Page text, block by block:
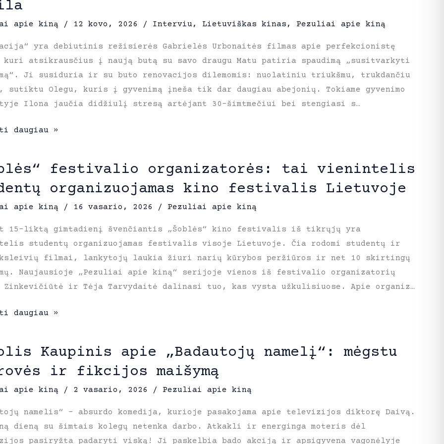
apie kiną / 12 kovo, 2026 / Interviu , Lietuviškas kinas , Pezuliai apie kiną
yra debiutinis režisierės Gabrielės Urbonaitės filmas apie perfekcionistę
atsikrausčius į naują butą su savo draugu Matu patiria spaudimą „susitvarkyti
Ji susiduria ir su buto renovacijos dilemomis: nuolatiniu triukšmu, trukdančiu
Olegu, kuris į gyvenimą įneša tik dar daugiau abejonių. Tokiame gyvenimo
Ilona jaučia didžiulį stresą artėjant 30–šimtmečiui bei stengiasi s…
daugiau »
festivalio organizatorės: tai vienintelis
organizuojamas kino festivalis Lietuvoje
apie kiną / 16 vasario, 2026 / Pezuliai apie kiną
15-liktą gimtadienį švenčiantis „Šoblės“ kino festivalis iš tikrųjų yra
studentų organizuojamas festivalis visoje Lietuvoje. Čia rodomi studentų ir
filmai, lankytojų laukia žiuri narių kūrybos peržiūros ir net 10 skirtingų
Naujausioje „Pezuliai apie kiną“ serijoje vienos iš festivalio organizatorių
Zinkevičiūtė ir Tėja Tarvydaitė dalinasi tuo, kas vysta užkulisiuose. Apie organiz…
daugiau »
Kaupinis apie „Badautojų namelį“: mėgstu
ir fikcijos maišymą
apie kiną / 2 vasario, 2026 / Pezuliai apie kiną
namelis“ – absurdo komedija, kurioje pasakojama apie televizijos diktorę Daivą.
dieną su šimtais kolegų netenka darbo. Atkakli ir energinga moteris dėl
pasiryžta padaryti viską! Ji paskelbia bado akciją ir apsigyvena vagonėlyje